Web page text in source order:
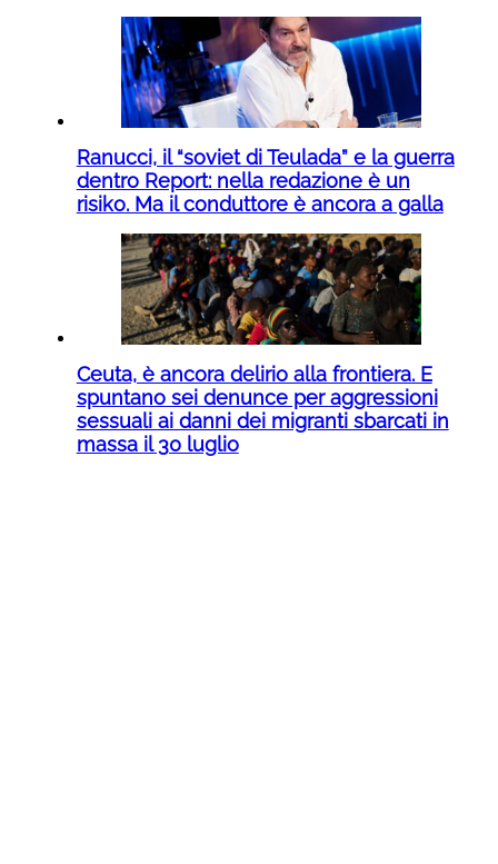
Ranucci, il “soviet di Teulada” e la guerra
dentro Report: nella redazione è un
risiko. Ma il conduttore è ancora a galla
Ceuta, è ancora delirio alla frontiera. E
spuntano sei denunce per aggressioni
sessuali ai danni dei migranti sbarcati in
massa il 30 luglio